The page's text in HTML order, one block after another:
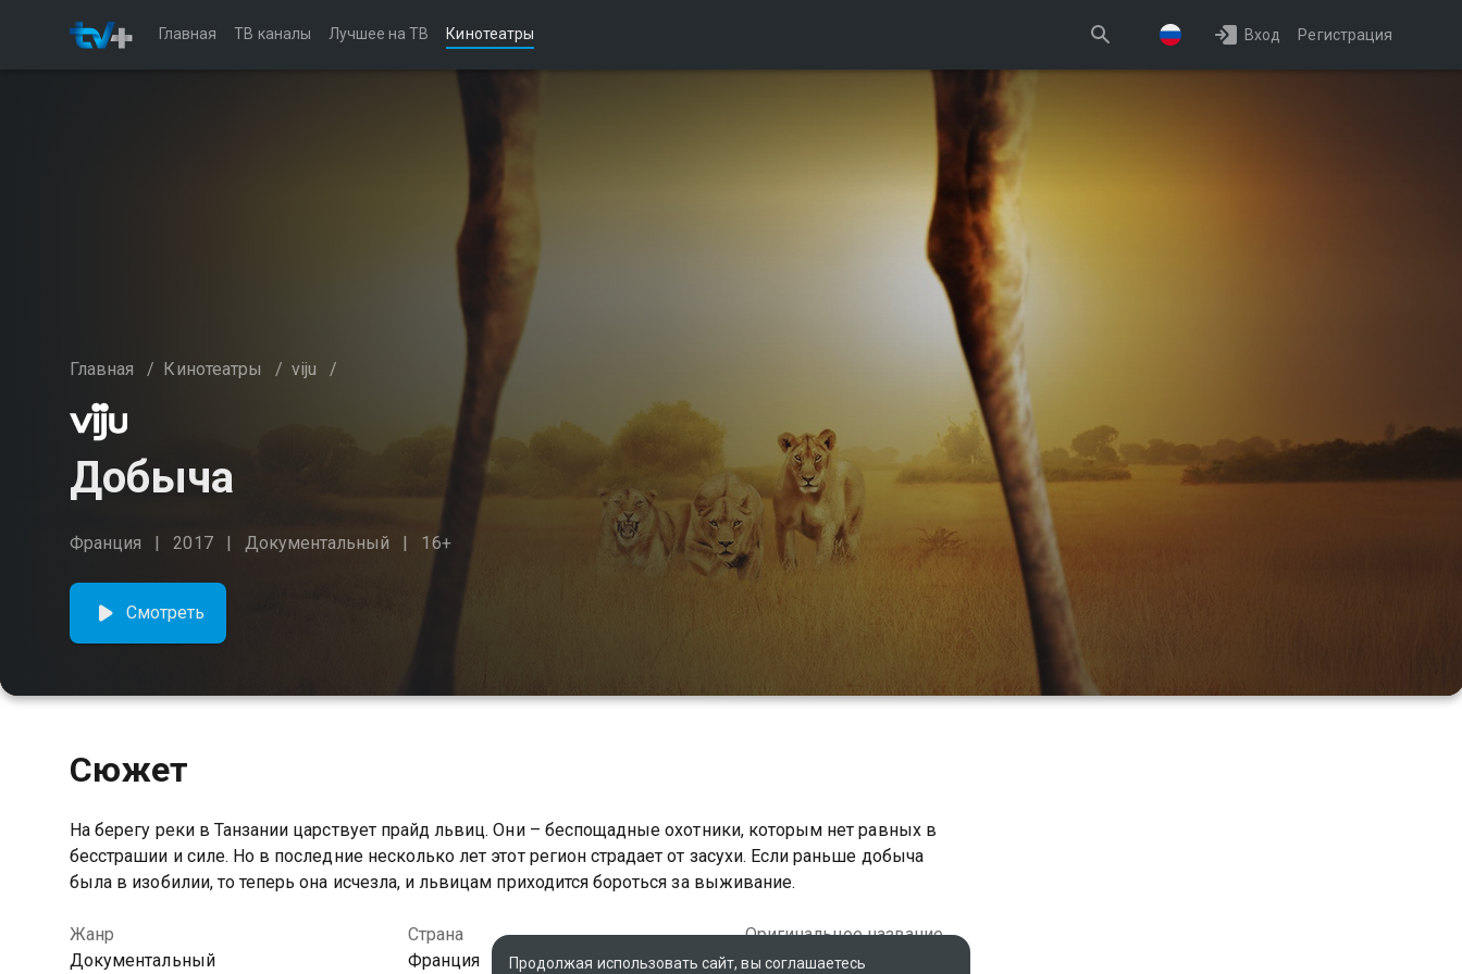
Главная ТВ каналы Лучшее на ТВ Кинотеатры Вход Регистрация
Главная / Кинотеатры / viju /
Добыча
Франция 2017 Документальный 16+
Смотреть
Сюжет
На берегу реки в Танзании царствует прайд львиц. Они – беспощадные охотники, которым нет равных в
бесстрашии и силе. Но в последние несколько лет этот регион страдает от засухи. Если раньше добыча
была в изобилии, то теперь она исчезла, и львицам приходится бороться за выживание.
Жанр
Документальный
Страна
Франция
Оригинальное название
The Kill
Продолжая использовать сайт, вы соглашаетесь